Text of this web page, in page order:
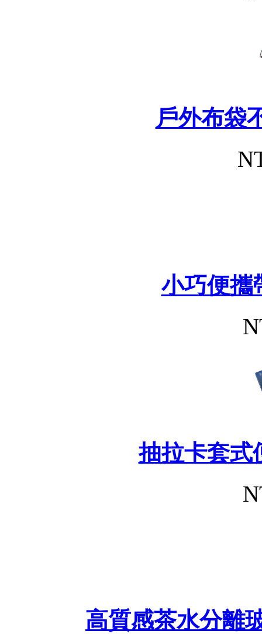
戶外布袋
小巧便攜
抽拉卡套式
高質感茶水分離